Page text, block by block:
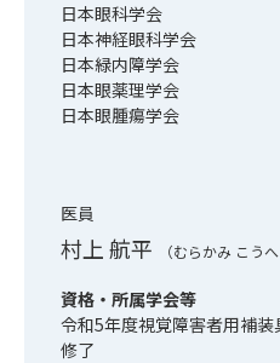
日本眼科学会
日本神経眼科学会
日本緑内障学会
日本眼薬理学会
日本眼腫瘍学会
医員
村上 航平 （むらかみ こうへ
資格・所属学会等
令和5年度視覚障害者用補
修了